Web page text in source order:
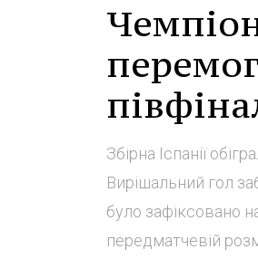
Збірна Іспанії
Вирішальний гол
було зафіксовано
передматчевій